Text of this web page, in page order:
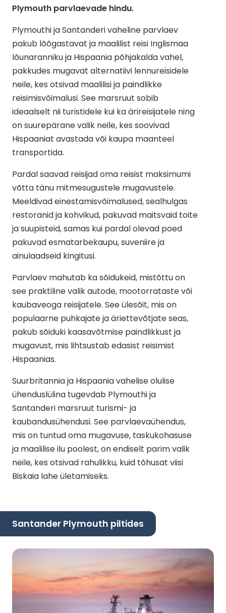
Plymouth parvlaevade hindu.
Plymouthi ja Santanderi vaheline parvlaev
pakub lõõgastavat ja maalilist reisi Inglismaa
lõunaranniku ja Hispaania põhjakalda vahel,
pakkudes mugavat alternatiivi lennureisidele
neile, kes otsivad maalilisi ja paindlikke
reisimisvõimalusi. See marsruut sobib
ideaalselt nii turistidele kui ka ärireisijatele ning
on suurepärane valik neile, kes soovivad
Hispaaniat avastada või kaupa maanteel
transportida.
Pardal saavad reisijad oma reisist maksimumi
võtta tänu mitmesugustele mugavustele.
Meeldivad einestamisvõimalused, sealhulgas
restoranid ja kohvikud, pakuvad maitsvaid toite
ja suupisteid, samas kui pardal olevad poed
pakuvad esmatarbekaupu, suveniire ja
ainulaadseid kingitusi.
Parvlaev mahutab ka sõidukeid, mistõttu on
see praktiline valik autode, mootorrataste või
kaubaveoga reisijatele. See ülesõit, mis on
populaarne puhkajate ja äriettevõtjate seas,
pakub sõiduki kaasavõtmise paindlikkust ja
mugavust, mis lihtsustab edasist reisimist
Hispaanias.
Suurbritannia ja Hispaania vahelise olulise
ühenduslülina tugevdab Plymouthi ja
Santanderi marsruut turismi- ja
kaubandusühendusi. See parvlaevaühendus,
mis on tuntud oma mugavuse, taskukohasuse
ja maalilise ilu poolest, on endiselt parim valik
neile, kes otsivad rahulikku, kuid tõhusat viisi
Biskaia lahe ületamiseks.
Santander Plymouth piltides